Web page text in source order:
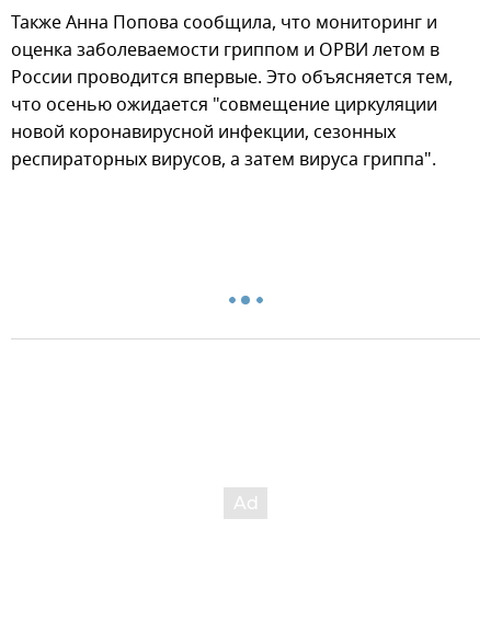
Также Анна Попова сообщила, что мониторинг и
оценка заболеваемости гриппом и ОРВИ летом в
России проводится впервые. Это объясняется тем,
что осенью ожидается "совмещение циркуляции
новой коронавирусной инфекции, сезонных
респираторных вирусов, а затем вируса гриппа".